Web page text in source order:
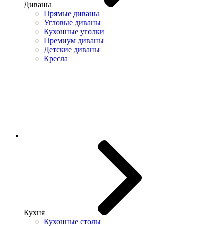
Диваны
Прямые диваны
Угловые диваны
Кухонные уголки
Премиум диваны
Детские диваны
Кресла
Кухня
Кухонные столы